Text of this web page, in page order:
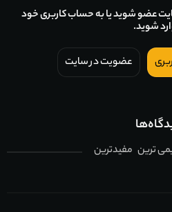
عضو شوید یا به حساب کاربری خود
شوید.
عضویت در سایت
ترین مفیدترین